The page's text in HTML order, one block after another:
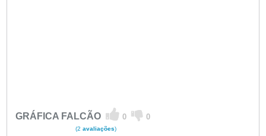
GRÁFICA FALCÃO 0 0
(2 avaliações)